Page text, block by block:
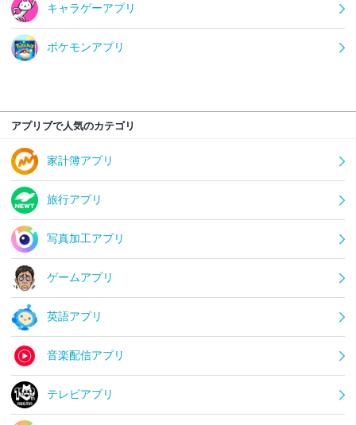
キャラゲーアプリ
ポケモンアプリ
アプリブで人気のカテゴリ
家計簿アプリ
旅行アプリ
写真加工アプリ
ゲームアプリ
英語アプリ
音楽配信アプリ
テレビアプリ